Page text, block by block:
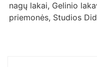
nagų lakai, Gelinio
priemonės, Studios